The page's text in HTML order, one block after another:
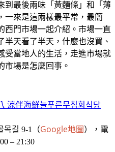
到最後兩味「黃麵條」和「薄
一來是這兩樣最平常，最簡
西門市場一起介紹。市場一直
半天看了半天，什麼也沒買、
受當地人的生活，走進市場就
市場是怎麼回事。
涼伴海鮮늘푸른무침회식당
목길 9-1（Google地圖），電
– 21:30